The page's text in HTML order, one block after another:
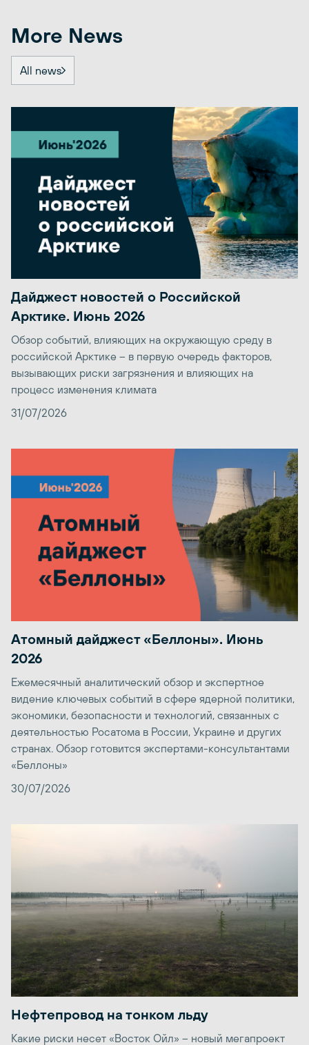
More News
All news
Дайджест новостей о Российской
Арктике. Июнь 2026
Обзор событий, влияющих на окружающую среду в
российской Арктике – в первую очередь факторов,
вызывающих риски загрязнения и влияющих на
процесс изменения климата
31/07/2026
Атомный дайджест «Беллоны». Июнь
2026
Ежемесячный аналитический обзор и экспертное
видение ключевых событий в сфере ядерной политики,
экономики, безопасности и технологий, связанных с
деятельностью Росатома в России, Украине и других
странах. Обзор готовится экспертами-консультантами
«Беллоны»
30/07/2026
Нефтепровод на тонком льду
Какие риски несет «Восток Ойл» – новый мегапроект